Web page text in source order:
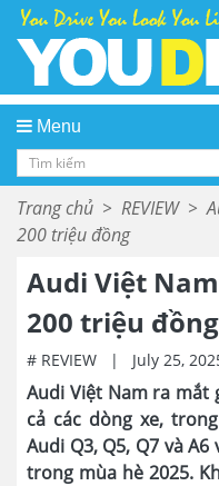
Menu
Trang chủ > REVIEW >
200 triệu đồng
Audi Việt
200 triệu đồng
# REVIEW | July 25,
Audi Việt Nam ra
cả các dòng xe,
Audi Q3, Q5, Q7 và
trong mùa hè 2025.